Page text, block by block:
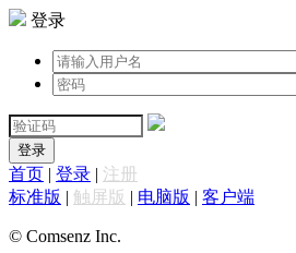
登录
登录
首页 | 登录 | 注册
标准版 | 触屏版 | 电脑版 | 客户端
© Comsenz Inc.